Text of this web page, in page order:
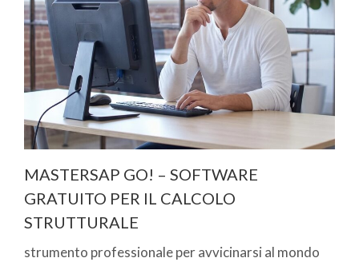
MASTERSAP GO! – SOFTWARE
GRATUITO PER IL CALCOLO
STRUTTURALE
strumento professionale per avvicinarsi al mondo